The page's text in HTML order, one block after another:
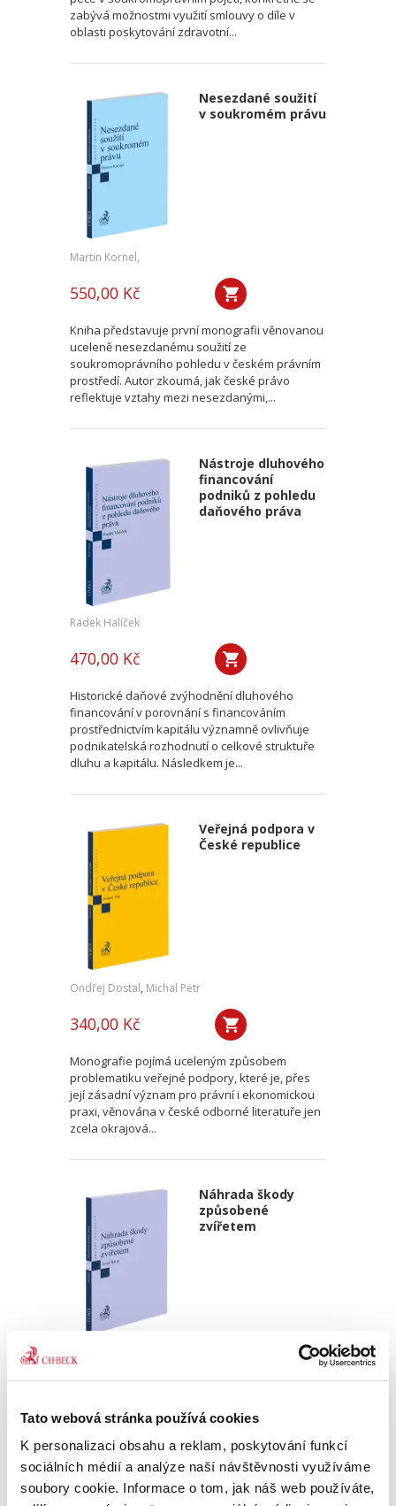
Tato webová stránka používá cookies
K personalizaci obsahu a reklam, poskytování funkcí
sociálních médií a analýze naší návštěvnosti využíváme
soubory cookie. Informace o tom, jak náš web používáte,
zabývá možnostmi využití smlouvy o díle v
oblasti poskytování zdravotní...
Nesezdané soužití
v soukromém právu
Martin Kornel,
550,00 Kč
Kniha představuje první monografii věnovanou
uceleně nesezdanému soužití ze
soukromoprávního pohledu v českém právním
prostředí. Autor zkoumá, jak české právo
reflektuje vztahy mezi nesezdanými,...
Nástroje dluhového
financování
podniků z pohledu
daňového práva
Radek Halíček
470,00 Kč
Historické daňové zvýhodnění dluhového
financování v porovnání s financováním
prostřednictvím kapitálu významně ovlivňuje
podnikatelská rozhodnutí o celkové struktuře
dluhu a kapitálu. Následkem je...
Veřejná podpora v
České republice
Ondřej Dostal, Michal Petr
340,00 Kč
Monografie pojímá uceleným způsobem
problematiku veřejné podpory, které je, přes
její zásadní význam pro právní i ekonomickou
praxi, věnována v české odborné literatuře jen
zcela okrajová...
Náhrada škody
způsobené
zvířetem
Josef Bártů
Publikace pojednává o předpokladech vzniku
povinnosti nahradit újmu způsobenou zvířetem
podle § 2933 až 2935 ObčZ. Nejde ale pouze o
ryzí teorii, v knize čtenář nalezne srozumitelná
řešení...